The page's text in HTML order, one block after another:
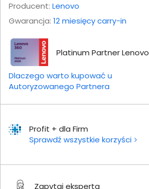
Producent: Lenovo
Gwarancja: 12 miesięcy carry-in
Platinum Partner Lenovo
Dlaczego warto kupować u
Autoryzowanego Partnera
Profit + dla Firm
Sprawdź wszystkie korzyści
Zapytaj eksperta